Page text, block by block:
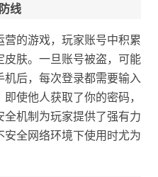
线
营的游戏，玩家账号中积累
皮肤。一旦账号被盗，可能
后，每次登录都需要输入
使他人获取了你的密码，
机制为玩家提供了强有力
全网络环境下使用时尤为